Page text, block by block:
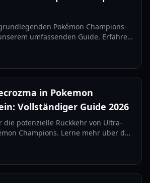
Pokémon Champions-
umfassenden Guide. Erfahren
die Pokémon Home-Integration.
in Pokemon
Vollständiger Guide 2026
die potenzielle Rückkehr von Ultra-
Champions. Lerne mehr über den
2026.